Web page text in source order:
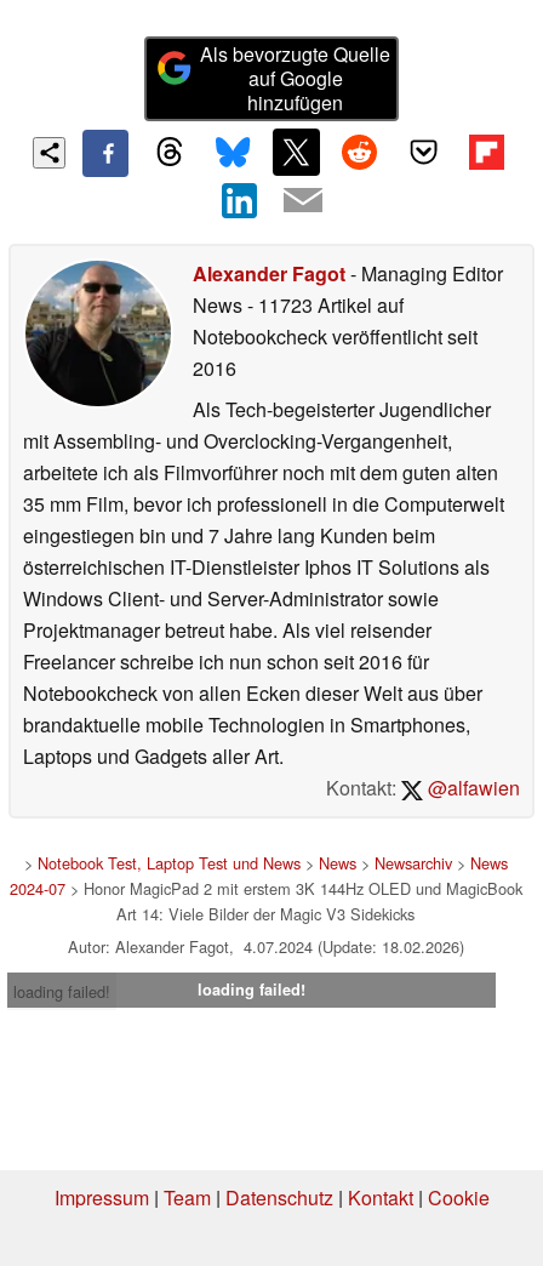
Als bevorzugte Quelle
auf Google
hinzufügen
Alexander Fagot- Managing Editor
News- 11723 Artikel auf
Notebookcheck veröffentlichtseit
2016
Als Tech-begeisterter Jugendlicher
mit Assembling- und Overclocking-Vergangenheit,
arbeitete ich als Filmvorführer noch mit dem guten alten
35 mm Film, bevor ich professionell in die Computerwelt
eingestiegen bin und 7 Jahre lang Kunden beim
österreichischen IT-Dienstleister Iphos IT Solutions als
Windows Client- und Server-Administrator sowie
Projektmanager betreut habe. Als viel reisender
Freelancer schreibe ich nun schon seit 2016 für
Notebookcheck von allen Ecken dieser Welt aus über
brandaktuelle mobile Technologien in Smartphones,
Laptops und Gadgets aller Art.
Kontakt:
@alfawien
> Notebook Test, Laptop Test und News> News> Newsarchiv> News
2024-07> Honor MagicPad 2 mit erstem 3K 144Hz OLED und MagicBook
Art 14: Viele Bilder der Magic V3 Sidekicks
Autor: Alexander Fagot, 4.07.2024 (Update: 18.02.2026)
loading failed!
loading failed!
Impressum| Team| Datenschutz| Kontakt| Cookie